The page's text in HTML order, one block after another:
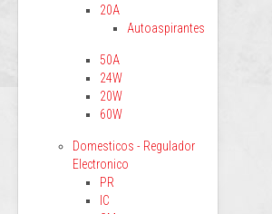
20A
Autoaspirantes
50A
24W
20W
60W
Domesticos - Regulador
Electronico
PR
IC